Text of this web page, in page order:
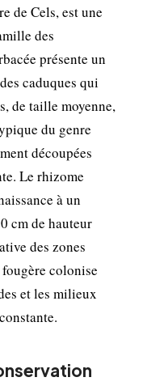
de Cels, est une
des
présente un
caduques qui
de taille moyenne,
du genre
découpées
Le rhizome
à un
cm de hauteur
des zones
colonise
et les milieux